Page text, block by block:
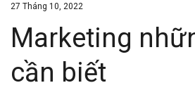
27 Tháng 10, 2022
Marketing
cần biết